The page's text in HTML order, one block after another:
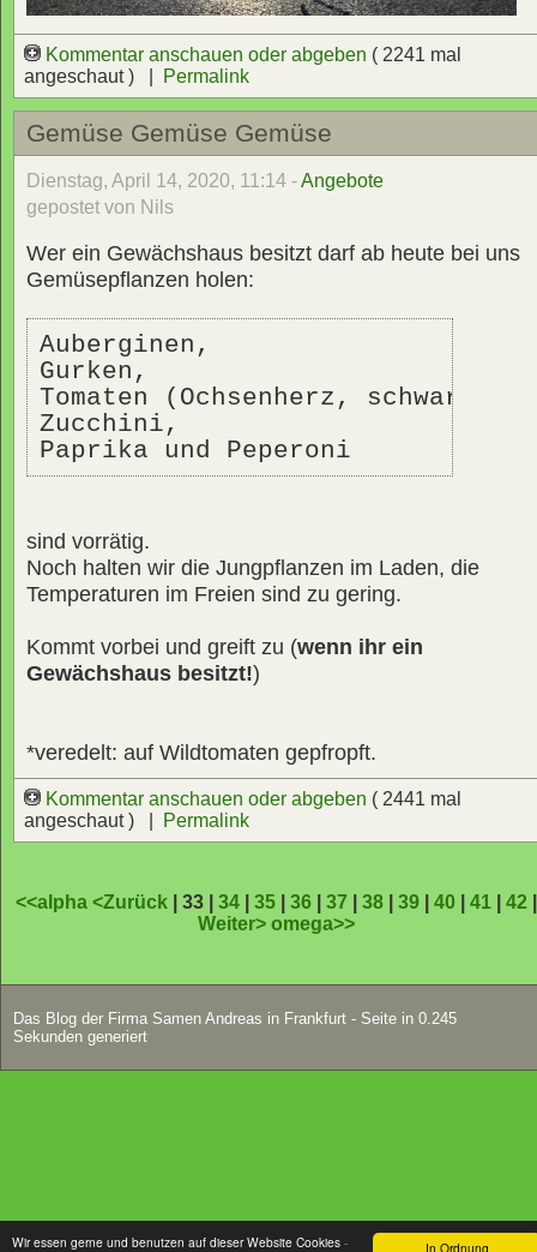
In Ordnung
Wir essen gerne und benutzen auf dieser Website Cookies -
Kommentar anschauen oder abgeben ( 2241 mal
angeschaut ) |
Permalink
Gemüse Gemüse Gemüse
Dienstag, April 14, 2020, 11:14 -Angebote
gepostet von Nils
Wer ein Gewächshaus besitzt darf ab heute bei uns
Gemüsepflanzen holen:
Auberginen,
Gurken,
Tomaten (Ochsenherz,
Zucchini,
Paprika und Peperoni
sind vorrätig.
Noch halten wir die Jungpflanzen im Laden, die
Temperaturen im Freien sind zu gering.
Kommt vorbei und greift zu (wenn ihr ein
Gewächshaus besitzt!)
*veredelt: auf Wildtomaten gepfropft.
Kommentar anschauen oder abgeben ( 2441 mal
angeschaut ) |
Permalink
<<alpha<Zurück | 33 |34 |35 |36 |37 |38 |39 |40 |41 |42
Weiter>omega>>
Das Blog der Firma Samen Andreas in Frankfurt - Seite in 0.245
Sekunden generiert